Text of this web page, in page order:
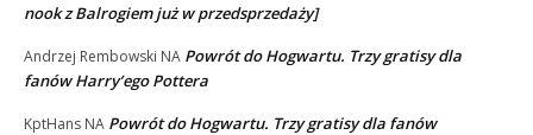
nook z Balrogiem już w przedsprzedaży]
Andrzej Rembowski NA Powrót do Hogwartu. Trzy gratisy dla
fanów Harry’ego Pottera
KptHans NA Powrót do Hogwartu. Trzy gratisy dla fanów